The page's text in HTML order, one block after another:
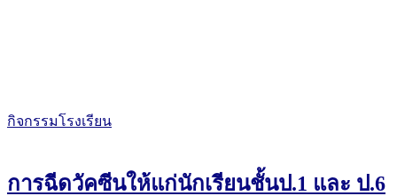
กิจกรรมโรงเรียน
การฉีดวัคซีนให้แก่นักเรียนชั้นป.1 และ ป.6